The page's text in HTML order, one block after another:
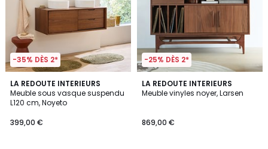
-35% DÈS 2*
LA REDOUTE INTERIEURS
Meuble sous vasque suspendu
L120 cm, Noyeto
399,00 €
3,7
/ 5
-25% DÈS 2*
LA REDOUTE INTERIEURS
Meuble vinyles noyer, Larsen
869,00 €
3,6
/ 5